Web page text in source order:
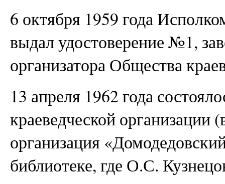
6 октября 1959 года
выдал удостоверение №1,
организатора Общества
13 апреля 1962 года
краеведческой
организация
библиотеке, где О.С.